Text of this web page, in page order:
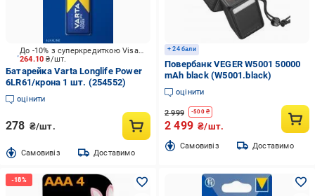
264.10₴/шт.
До -10% з суперкредиткою Visa Вигода
Батарейка Varta Longlife Power
6LR61/крона 1 шт. (254552)
оцінити
278 ₴/шт.
Cамовивіз Доставимо
+ 24 бали
Повербанк VEGER W5001 50000
mAh black (W5001.black)
оцінити
2 999 -500₴
2 499 ₴/шт.
Cамовивіз Доставимо